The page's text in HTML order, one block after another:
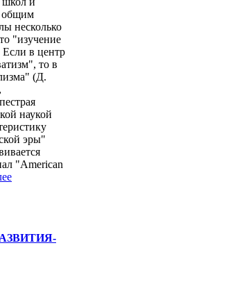
общим
несколько
"изучение
Если в центр
то в
(Д.
наукой
эры"
"American